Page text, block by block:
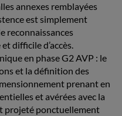
annexes remblayées
est simplement
reconnaissances
difficile d’accès.
en phase G2 AVP : le
et la définition des
prenant en
et avérées avec la
projeté ponctuellement